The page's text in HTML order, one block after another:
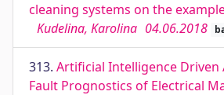
cleaning systems on the
Kudelina, Karolina 04.06.2018
313. Artificial Intelligence
Fault Prognostics of Electrical